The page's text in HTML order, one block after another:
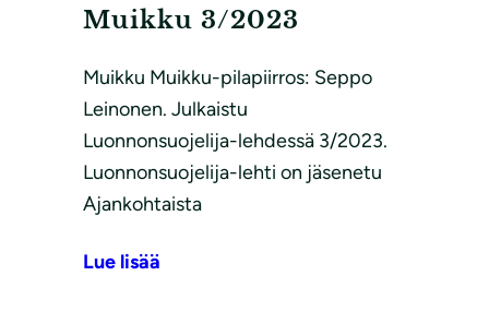
Muikku 3/2023
Muikku Muikku-pilapiirros: Seppo
Leinonen. Julkaistu
Luonnonsuojelija-lehdessä 3/2023.
Luonnonsuojelija-lehti on jäsenetu
Ajankohtaista
Lue lisää